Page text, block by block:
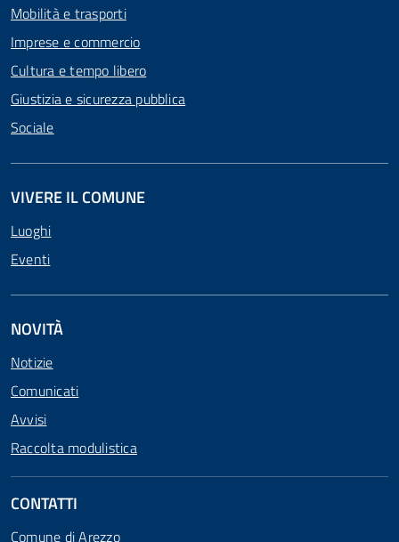
Mobilità e trasporti
Imprese e commercio
Cultura e tempo libero
Giustizia e sicurezza pubblica
Sociale
VIVERE IL COMUNE
Luoghi
Eventi
NOVITÀ
Notizie
Comunicati
Avvisi
Raccolta modulistica
CONTATTI
Comune di Arezzo